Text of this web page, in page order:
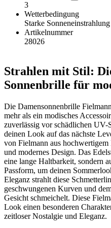
3
Wetterbedingung
Starke Sonneneinstrahlung
Artikelnummer
28026
Strahlen mit Stil:
Sonnenbrille für
Die Damensonnenbrille
mehr als ein modisches
zuverlässig vor schädlichen
deinen Look auf das nächste
von Fielmann aus
und modernes Design. Das
eine lange Haltbarkeit, sondern
Passform, um deinen
Eleganz strahlt diese
geschwungenen Kurven und
Gesicht schmeichelt. Diese
Look einen besonderen
zeitloser Nostalgie und Eleganz.